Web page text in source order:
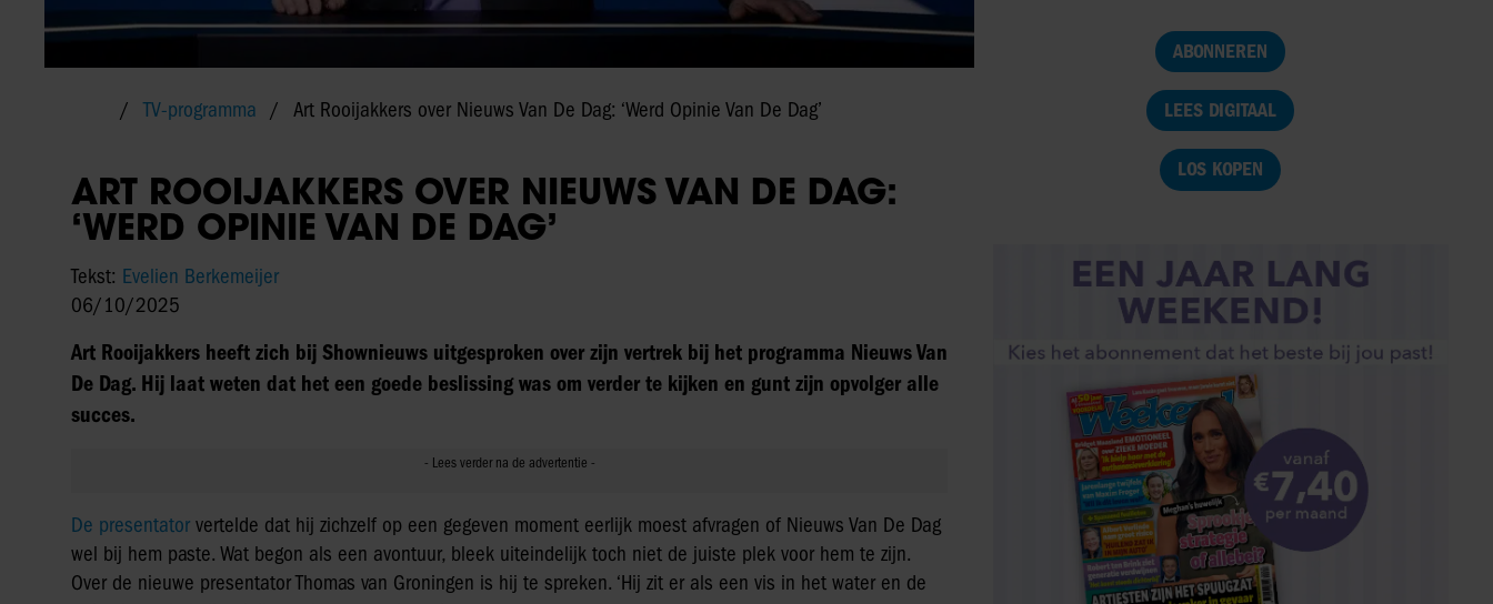
TV-programma Art Rooijakkers over Nieuws Van De Dag: ‘Werd Opinie Van De Dag’
ART ROOIJAKKERS OVER NIEUWS VAN DE DAG:
‘WERD OPINIE VAN DE DAG’
Tekst: Evelien Berkemeijer
06/10/2025
Art Rooijakkers heeft zich bij Shownieuws uitgesproken over zijn vertrek bij het programma Nieuws Van
De Dag. Hij laat weten dat het een goede beslissing was om verder te kijken en gunt zijn opvolger alle
succes.
De presentator vertelde dat hij zichzelf op een gegeven moment eerlijk moest afvragen of Nieuws Van De Dag
wel bij hem paste. Wat begon als een avontuur, bleek uiteindelijk toch niet de juiste plek voor hem te zijn.
Over de nieuwe presentator Thomas van Groningen is hij te spreken. ‘Hij zit er als een vis in het water en de
ABONNEREN
LEES DIGITAAL
LOS KOPEN